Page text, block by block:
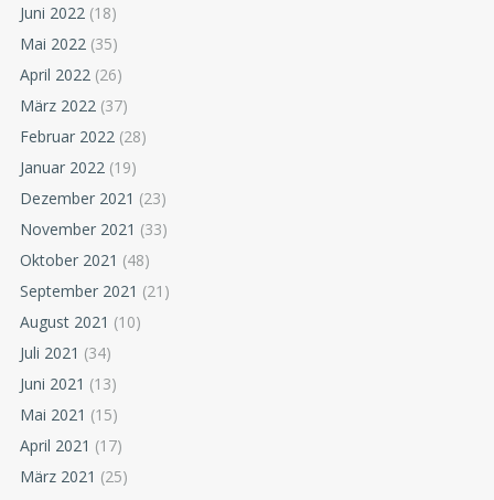
Juni 2022 (18)
Mai 2022 (35)
April 2022 (26)
März 2022 (37)
Februar 2022 (28)
Januar 2022 (19)
Dezember 2021 (23)
November 2021 (33)
Oktober 2021 (48)
September 2021 (21)
August 2021 (10)
Juli 2021 (34)
Juni 2021 (13)
Mai 2021 (15)
April 2021 (17)
März 2021 (25)